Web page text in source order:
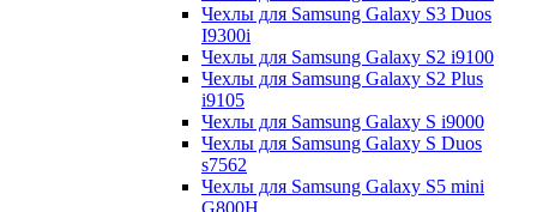
Чехлы для Samsung Galaxy S3 Duos
I9300i
Чехлы для Samsung Galaxy S2 i9100
Чехлы для Samsung Galaxy S2 Plus
i9105
Чехлы для Samsung Galaxy S i9000
Чехлы для Samsung Galaxy S Duos
s7562
Чехлы для Samsung Galaxy S5 mini
G800H